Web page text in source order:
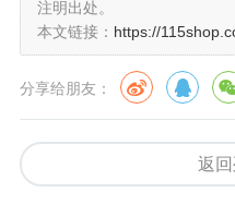
跨境电商的成功与国际物
作伙伴，以确保产品能够
时，跟踪和管理库存，以
7. 提供卓越的客户服
注明出处。
本文链接： https://
分享给朋友：
返